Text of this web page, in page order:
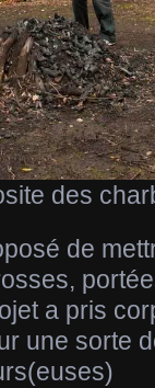
des
de
a pris
une sorte